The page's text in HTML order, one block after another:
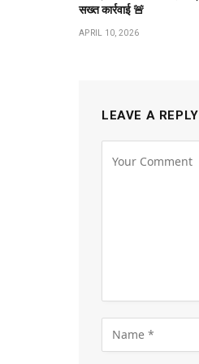
सख्त कार्रवाई 🚨
APRIL 10, 2026
LEAVE A REPLY